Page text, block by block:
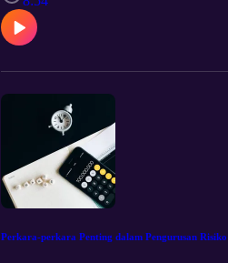
berdagang di bawah sekatan PDT.
diambil tindakan ini untuk mencapai
peniaga yang boleh mendapat
Perkara-perkara Penting dalam Pengurusan